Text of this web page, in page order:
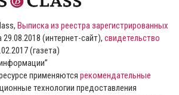
Выписка из реестра зарегистрированных
(интернет-сайт), свидетельство
(газета)
применяются рекомендательные
технологии предоставления